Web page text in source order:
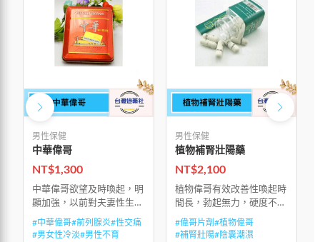
男性保健
中華偉哥
NT$1,300
中華偉哥欲望及時喚起，明
顯加強，以前對夫妻性生活
的懼怕感，隨時被沖動所替
代，能多次射精並達到多次
#中華偉哥#前列腺炎#性交痛
#男女性冷淡#男性不育
男性保健
植物補腎壯陽藥
NT$2,100
植物偉哥有效改善性喚起時
間長，勃起無力，硬度不
夠，陽痿早洩，性生活持續
時間不夠，興奮和敏感度
#偉哥片劑#植物偉哥
#補腎壯陽#陰囊潮濕